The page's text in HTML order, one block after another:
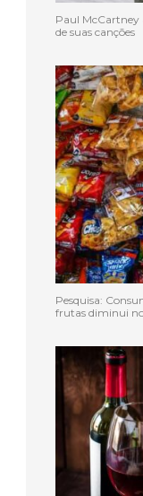
Paul McCartney
de suas canções
Pesquisa:
frutas diminui